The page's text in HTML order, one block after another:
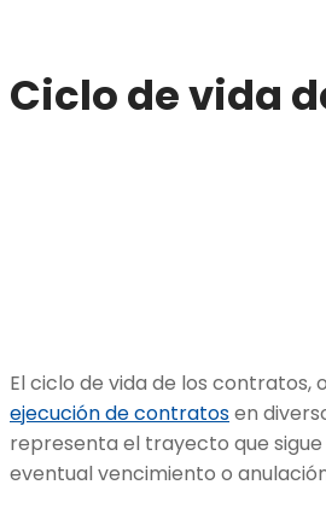
Ciclo de vida
El ciclo de vida de los contratos,
ejecución de contratosen
representa el trayecto que sigue
eventual vencimiento o